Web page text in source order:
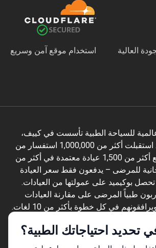
احتياجاتك الطبية؟
العالية استخدام موقع آمن وسريع
للسياحة الطبية تأسست في كييف،
أوكرانيا، عام 2014. استقبلت أكثر من 1,000,000 استفسار من
المرضى وتتعاون مع أكثر من 1,500 عيادة معتمدة في أكثر من
للمرضى – يدفعون فقط سعر العيادة
تحصل بوكيميد على عمولتها من العيادات.
طبياً المرضى على مقارنة العيادات
والأطباء الموثّقين، ويرافقونهم في كل خطوة بأكثر من 10 لغات.
معتمدة سابقاً من Temos (2024–2025). تقييمها 4.6 على